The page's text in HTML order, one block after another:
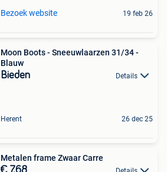
Bezoek website 19 feb 26
Moon Boots - Sneeuwlaarzen 31/34 -
Blauw
Bieden Details
Herent 26 dec 25
Metalen frame Zwaar Carre